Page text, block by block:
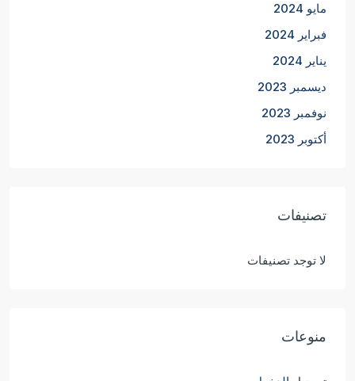
مايو 2024
فبراير 2024
يناير 2024
ديسمبر 2023
نوفمبر 2023
أكتوبر 2023
تصنيفات
لا توجد تصنيفات
منوعات